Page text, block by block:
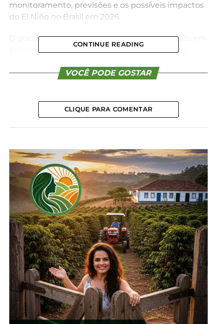
monitoramento, previsões e os possíveis impactos
do El Niño no Brasil em 2026.
O documento é resultado do trabalho realizado em
parceria pelos órgãos nacionais e oficiais sobre
gestão de riscos e previsão do clima e
fenômeno e, assim, apoiar os órgãos federais e
estaduais além de contribuir para a tomada de
decisões governamentais referentes ao País.
De acordo com o boletim, em junho de 2026 as
condições observadas de temperatura da
superfície do mar mostram um padrão típico do
fenômeno El Niño. Este padrão se apresenta na
forma de uma faixa de águas quentes em grande
parte do Oceano Pacífico Equatorial que, próximo à
costa da América do Sul, são superiores a 2°C.
Previsão para os próximos meses
A previsão climática para o trimestre julho-agosto-
setembro de 2026 indica, de forma geral, chuvas
acima da média em áreas da Região Sul do Sul e,
chuvas abaixo da média no centro-norte do País.
Ainda, as previsões indicam alta probabilidade de
CONTINUE READING
VOCÊ PODE GOSTAR
CLIQUE PARA COMENTAR